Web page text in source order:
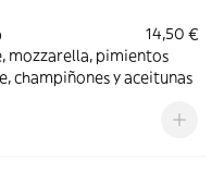
14,50 €
mozzarella, pimientos
champiñones y aceitunas